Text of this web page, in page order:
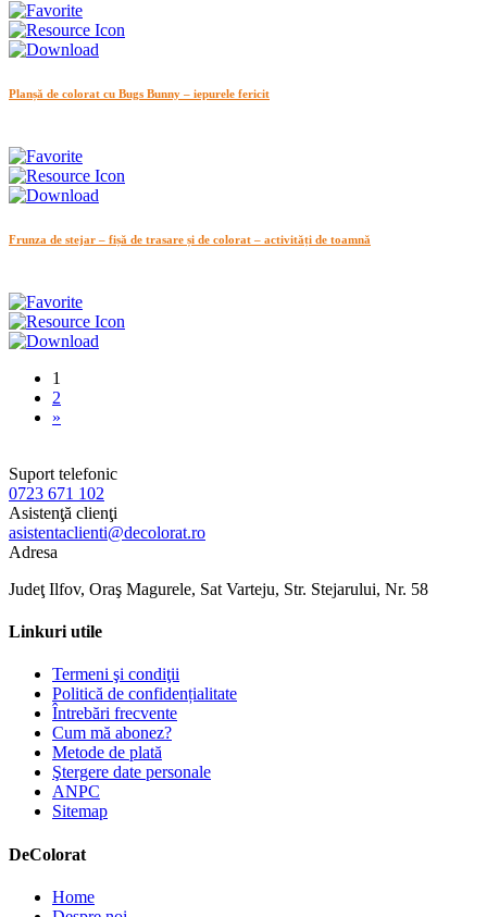
Planșă de colorat cu Bugs Bunny – iepurele fericit
Frunza de stejar – fișă de trasare și de colorat – activități de toamnă
1
2
»
Suport telefonic
0723 671 102
Asistenţă clienţi
asistentaclienti@decolorat.ro
Adresa
Judeţ Ilfov, Oraş Magurele, Sat Varteju, Str. Stejarului, Nr. 58
Linkuri utile
Termeni şi condiţii
Politică de confidențialitate
Întrebări frecvente
Cum mă abonez?
Metode de plată
Ştergere date personale
ANPC
Sitemap
DeColorat
Home